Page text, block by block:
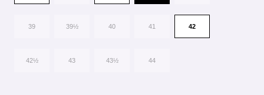
39 39½ 40 41 42
42½ 43 43½ 44